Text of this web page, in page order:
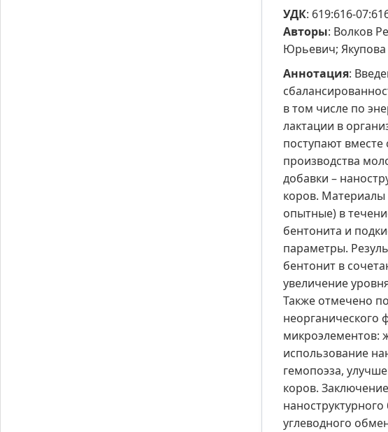
УДК: 619:616-
Авторы: Волков
Юрьевич;
Аннотация:
в том числе по
лактации в
поступают
производства
добавки –
коров. Материалы
опытные) в
бентонита и
параметры.
бентонит в
увеличение
Также отмечено
неорганического
микроэлементов:
использование
гемопоэза,
коров.
углеводного